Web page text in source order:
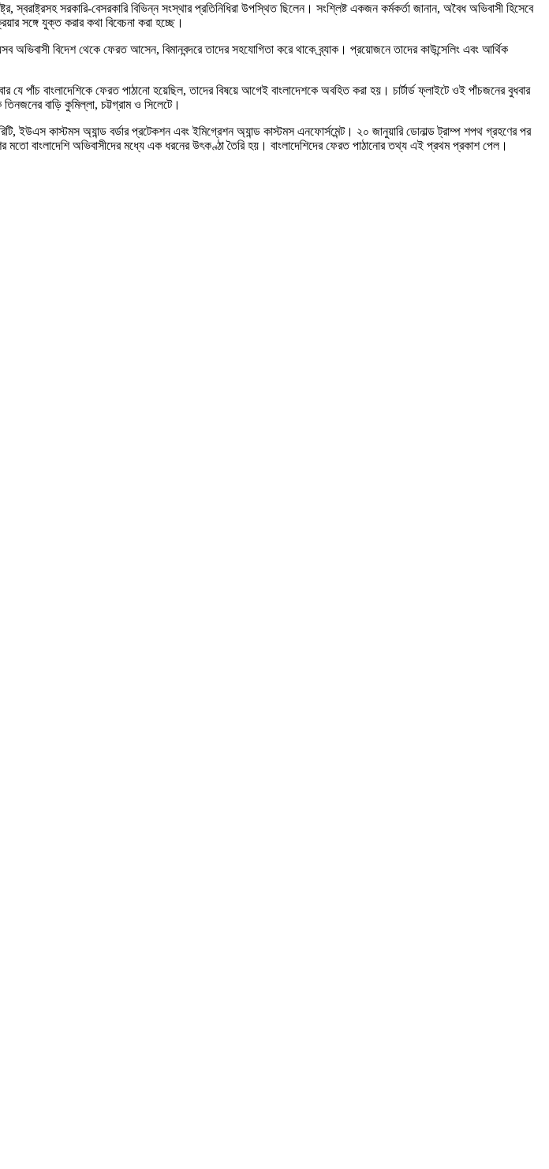
স্বরাষ্ট্রসহ সরকারি-বেসরকারি বিভিন্ন সংস্থার প্রতিনিধিরা উপস্থিত ছিলেন। সংশ্লিষ্ট একজন কর্মকর্তা জানান, অবৈধ অভিবাসী হিসেবে
সঙ্গে যুক্ত করার কথা বিবেচনা করা হচ্ছে।
বিদেশ থেকে ফেরত আসেন, বিমানবন্দরে তাদের সহযোগিতা করে থাকে ব্র্যাক। প্রয়োজনে তাদের কাউন্সেলিং এবং আর্থিক
যে পাঁচ বাংলাদেশিকে ফেরত পাঠানো হয়েছিল, তাদের বিষয়ে আগেই বাংলাদেশকে অবহিত করা হয়। চার্টার্ড ফ্লাইটে ওই পাঁচজনের বুধবার
বাড়ি কুমিল্লা, চট্টগ্রাম ও সিলেটে।
ইউএস কাস্টমস অ্যান্ড বর্ডার প্রটেকশন এবং ইমিগ্রেশন অ্যান্ড কাস্টমস এনফোর্সমেন্ট। ২০ জানুয়ারি ডোনাল্ড ট্রাম্প শপথ গ্রহণের পর
বাংলাদেশি অভিবাসীদের মধ্যে এক ধরনের উৎকণ্ঠা তৈরি হয়। বাংলাদেশিদের ফেরত পাঠানোর তথ্য এই প্রথম প্রকাশ পেল।